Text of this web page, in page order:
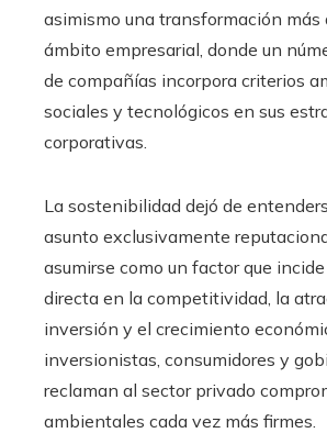
asimismo una transformación más
ámbito empresarial, donde un
de compañías incorpora criterios
sociales y tecnológicos en sus
corporativas.
La sostenibilidad dejó de
asunto exclusivamente
asumirse como un factor que
directa en la competitividad, la
inversión y el crecimiento
inversionistas, consumidores y
reclaman al sector privado
ambientales cada vez más firmes.